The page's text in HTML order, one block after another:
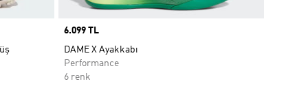
Price
6.099 TL
DAME X Ayakkabı
Performance
6 renk